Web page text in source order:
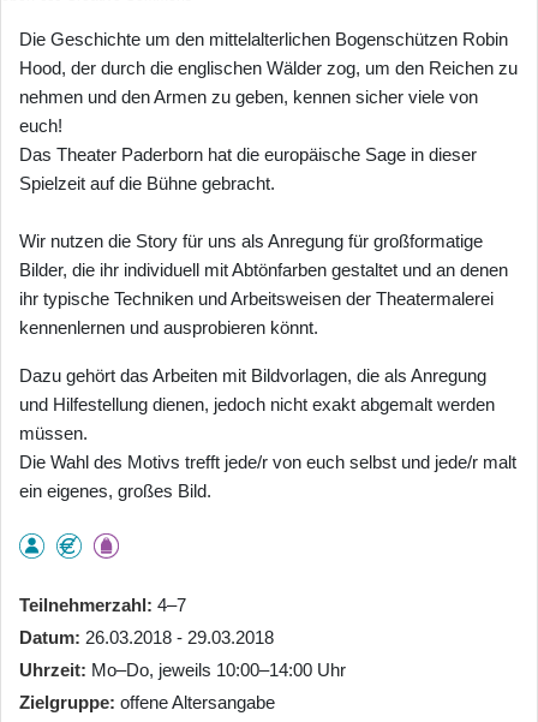
Die Geschichte um den mittelalterlichen Bogenschützen Robin
Hood, der durch die englischen Wälder zog, um den Reichen zu
nehmen und den Armen zu geben, kennen sicher viele von
euch!
Das Theater Paderborn hat die europäische Sage in dieser
Spielzeit auf die Bühne gebracht.
Wir nutzen die Story für uns als Anregung für großformatige
Bilder, die ihr individuell mit Abtönfarben gestaltet und an denen
ihr typische Techniken und Arbeitsweisen der Theatermalerei
kennenlernen und ausprobieren könnt.
Dazu gehört das Arbeiten mit Bildvorlagen, die als Anregung
und Hilfestellung dienen, jedoch nicht exakt abgemalt werden
müssen.
Die Wahl des Motivs trefft jede/r von euch selbst und jede/r malt
ein eigenes, großes Bild.
Teilnehmerzahl 4–7
Datum 26.03.2018 - 29.03.2018
Uhrzeit Mo–Do, jeweils 10:00–14:00 Uhr
Zielgruppe offene Altersangabe